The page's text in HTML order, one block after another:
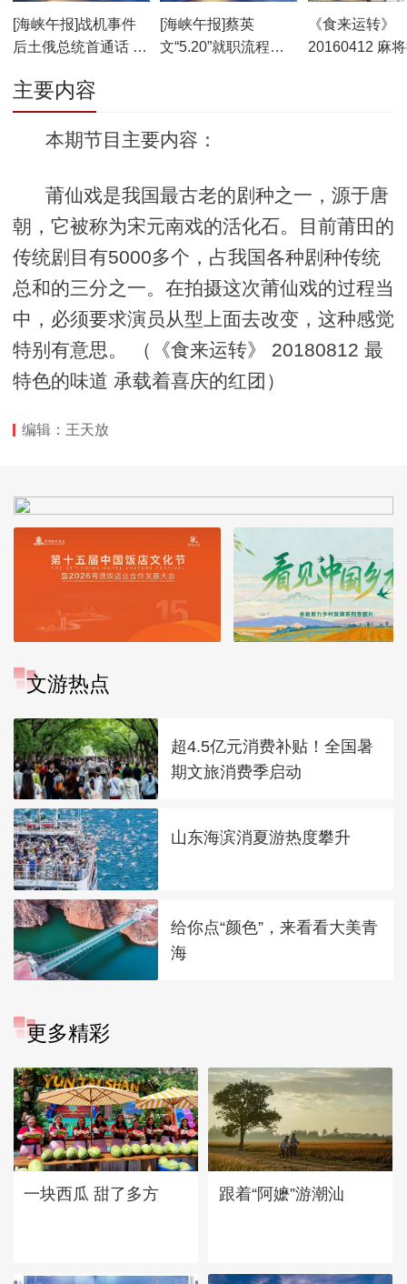
[海峡午报]战机事件
后土俄总统首通话 旨
化
[海峡午报]蔡英
文“5.20”就职流程公
《食来运转》
20160412 麻
主要内容
本期节目主要内容：
莆仙戏是我国最古老的剧种之一，源于唐
朝，它被称为宋元南戏的活化石。目前莆田的
传统剧目有5000多个，占我国各种剧种传统
总和的三分之一。在拍摄这次莆仙戏的过程当
中，必须要求演员从型上面去改变，这种感觉
特别有意思。 （《食来运转》 20180812 最
特色的味道 承载着喜庆的红团）
编辑：王天放
文游热点
超4.5亿元消费补贴！全国暑
期文旅消费季启动
山东海滨消夏游热度攀升
给你点“颜色”，来看看大美青
海
更多精彩
一块西瓜 甜了多方 跟着“阿嬷”游潮汕